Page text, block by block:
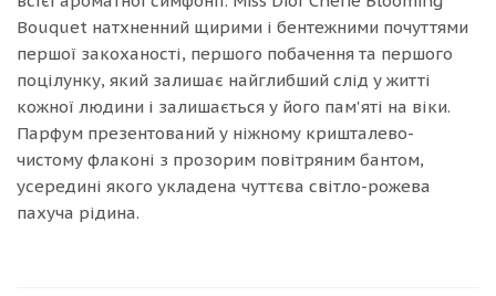
Bouquet натхненний щирими і бентежними почуттями
першої закоханості, першого побачення та першого
поцілунку, який залишає найглибший слід у житті
кожної людини і залишається у його пам'яті на віки.
Парфум презентований у ніжному кришталево-
чистому флаконі з прозорим повітряним бантом,
усередині якого укладена чуттєва світло-рожева
пахуча рідина.